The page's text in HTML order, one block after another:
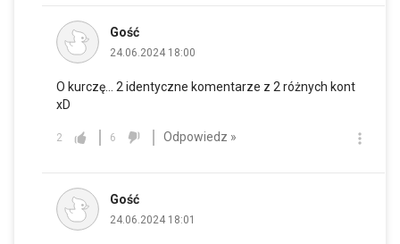
Gość
24.06.2024 18:00
O kurczę... 2 identyczne komentarze z 2 różnych kont
xD
2 6 Odpowiedz »
Gość
24.06.2024 18:01